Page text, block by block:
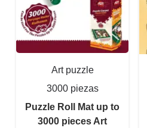
Art puzzle
3000 piezas
Puzzle Roll Mat up to
3000 pieces Art